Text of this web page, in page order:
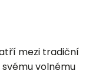
mezi tradiční
volnému